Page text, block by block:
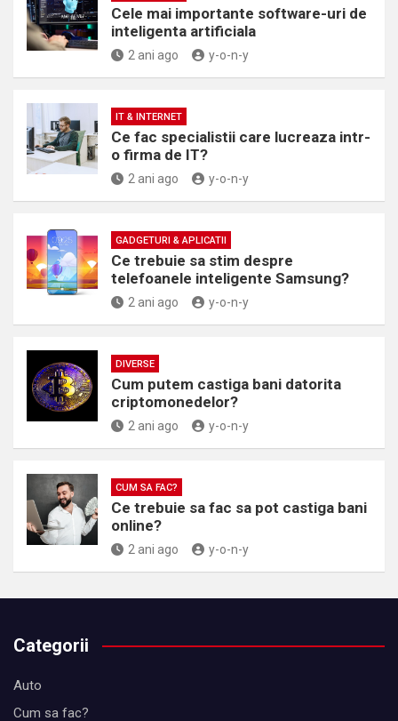
Cele mai importante software-uri de
inteligenta artificiala
2 ani ago y-o-n-y
IT & INTERNET
Ce fac specialistii care lucreaza intr-
o firma de IT?
2 ani ago y-o-n-y
GADGETURI & APLICATII
Ce trebuie sa stim despre
telefoanele inteligente Samsung?
2 ani ago y-o-n-y
DIVERSE
Cum putem castiga bani datorita
criptomonedelor?
2 ani ago y-o-n-y
CUM SA FAC?
Ce trebuie sa fac sa pot castiga bani
online?
2 ani ago y-o-n-y
Categorii
Auto
Cum sa fac?